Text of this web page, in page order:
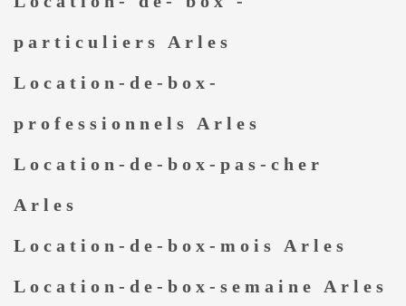
particuliers Arles
Location-de-box-
professionnels Arles
Location-de-box-pas-cher
Arles
Location-de-box-mois Arles
Location-de-box-semaine Arles